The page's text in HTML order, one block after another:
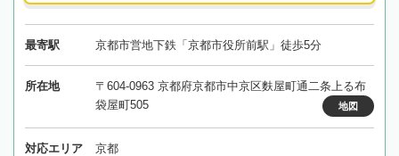
最寄駅 京都市営地下鉄「京都市役所前駅」徒歩5分
所在地
〒604-0963 京都府京都市中京区麩屋町通二条上る布
袋屋町505
地図
対応エリア 京都